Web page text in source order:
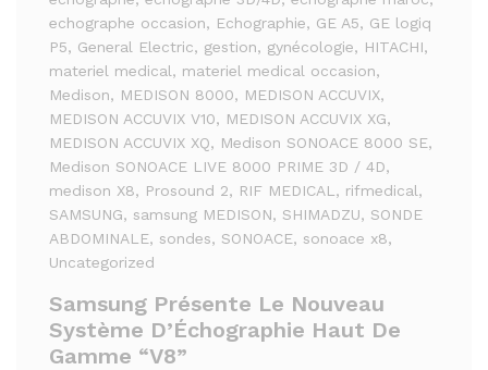
echographe occasion, Echographie, GE A5, GE logiq
P5, General Electric, gestion, gynécologie, HITACHI,
materiel medical, materiel medical occasion,
Medison, MEDISON 8000, MEDISON ACCUVIX,
MEDISON ACCUVIX V10, MEDISON ACCUVIX XG,
MEDISON ACCUVIX XQ, Medison SONOACE 8000 SE,
Medison SONOACE LIVE 8000 PRIME 3D / 4D,
medison X8, Prosound 2, RIF MEDICAL , rifmedical,
SAMSUNG, samsung MEDISON, SHIMADZU, SONDE
ABDOMINALE, sondes, SONOACE, sonoace x8,
Uncategorized
Samsung Présente Le Nouveau
Système D’Échographie Haut De
Gamme “V8”